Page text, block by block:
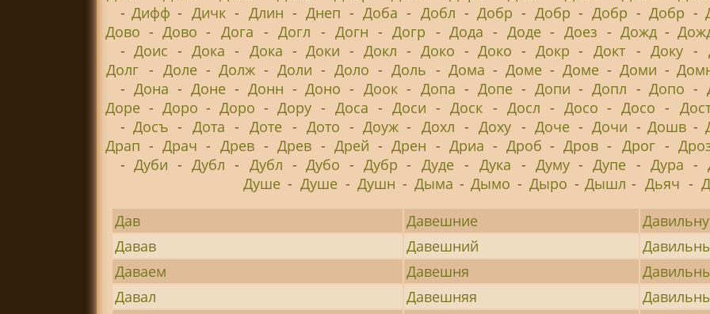
- Дифф - Дичк - Длин - Днеп - Доба - Добл - Добр - Добр - Добр - Добр -
Дово - Дово - Дога - Догл - Догн - Догр - Дода - Доде - Доез - Дожд -
- Доис - Дока - Дока - Доки - Докл - Доко - Доко - Докр - Докт - Доку -
Долг - Доле - Долж - Доли - Доло - Доль - Дома - Доме - Доме - Доми -
- Дона - Доне - Донн - Доно - Доок - Допа - Допе - Допи - Допл - Допо -
Доре - Доро - Доро - Дору - Доса - Доси - Доск - Досл - Досо - Досо -
- Досъ - Дота - Доте - Дото - Доуж - Дохл - Доху - Доче - Дочи - Дошв -
Драп - Драч - Древ - Древ - Дрей - Дрен - Дриа - Дроб - Дров - Дрог -
- Дуби - Дубл - Дубл - Дубо - Дубр - Дуде - Дука - Думу - Дупе - Дура -
Душе - Душе - Душн - Дыма - Дымо - Дыро - Дышл - Дьяч -
Дав
Давешние
Давав
Давешний
Даваем
Давешня
Давал
Давешняя